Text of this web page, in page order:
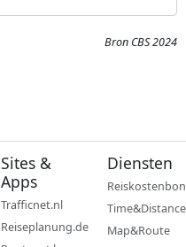
Bron CBS 2024
Sites &
Apps
Trafficnet.nl
Reiseplanung.de
Diensten
Reiskostenbon
Time&Distance
Map&Route